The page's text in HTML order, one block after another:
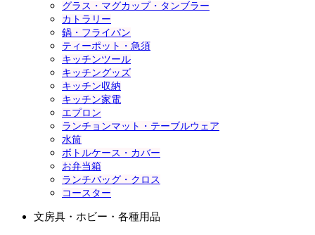
グラス・マグカップ・タンブラー
カトラリー
鍋・フライパン
ティーポット・急須
キッチンツール
キッチングッズ
キッチン収納
キッチン家電
エプロン
ランチョンマット・テーブルウェア
水筒
ボトルケース・カバー
お弁当箱
ランチバッグ・クロス
コースター
文房具・ホビー・各種用品